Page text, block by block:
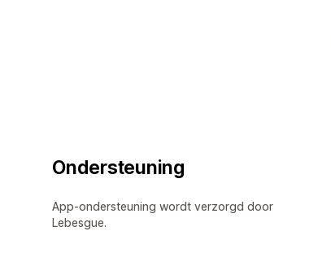
Ondersteuning
App-ondersteuning wordt verzorgd door
Lebesgue.